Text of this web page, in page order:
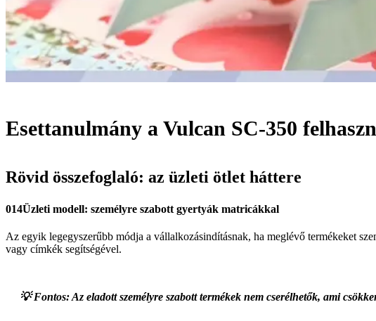
Esettanulmány a Vulcan SC-350
Rövid összefoglaló: az üzleti ötlet háttere
014Üzleti modell: személyre szabott gyertyák matricákkal
Az egyik legegyszerűbb módja a vállalkozásindításnak, ha meglévő termékeket
vagy címkék segítségével.
💡Fontos:Az eladott személyre szabott termékek nem cserélhetők, ami